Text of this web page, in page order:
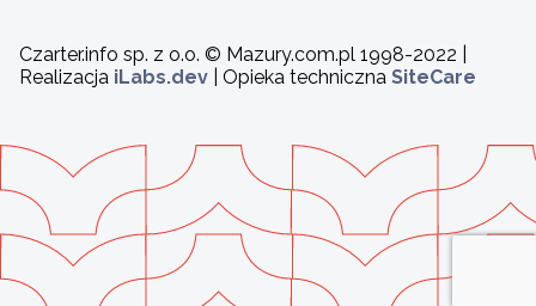
Czarter.info sp. z o.o. © Mazury.com.pl 1998-2022 |
Realizacja iLabs.dev | Opieka techniczna SiteCare